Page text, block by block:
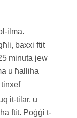
ilma.
baxxi ftit
minuta jew
u ħalliha
it-tilar, u
ftit. Poġġi t-